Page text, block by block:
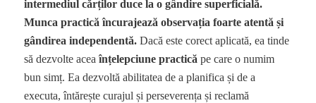
intermediul cărților duce la o gândire superficială.
Munca practică încurajează observația foarte atentă și
gândirea independentă. Dacă este corect aplicată, ea tinde
să dezvolte aceaînțelepciune practică pe care o numim
bun simț. Ea dezvoltă abilitatea de a planifica și de a
executa, întărește curajul și perseverența și reclamă